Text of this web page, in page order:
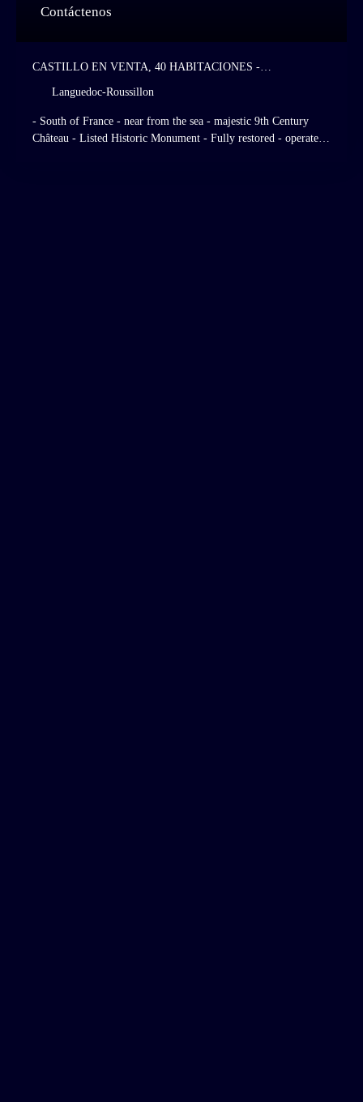
Contáctenos
CASTILLO EN VENTA, 40 HABITACIONES -
Languedoc-Roussillon
- South of France - near from the sea - majestic 9th Century
Château - Listed Historic Monument - Fully restored - operated